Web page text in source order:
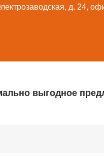
д. 24,
выгодное